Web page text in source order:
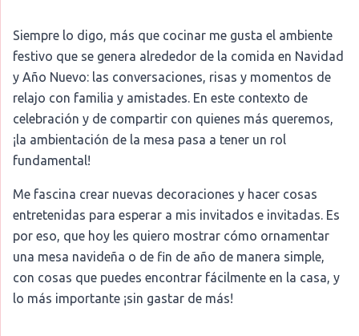
Siempre lo digo, más que cocinar me gusta el ambiente
festivo que se genera alrededor de la comida en Navidad
y Año Nuevo: las conversaciones, risas y momentos de
relajo con familia y amistades. En este contexto de
celebración y de compartir con quienes más queremos,
¡la ambientación de la mesa pasa a tener un rol
fundamental!
Me fascina crear nuevas decoraciones y hacer cosas
entretenidas para esperar a mis invitados e invitadas. Es
por eso, que hoy les quiero mostrar cómo ornamentar
una mesa navideña o de fin de año de manera simple,
con cosas que puedes encontrar fácilmente en la casa, y
lo más importante ¡sin gastar de más!